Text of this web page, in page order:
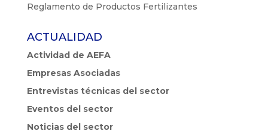
Reglamento de Productos Fertilizantes
ACTUALIDAD
Actividad de AEFA
Empresas Asociadas
Entrevistas técnicas del sector
Eventos del sector
Noticias del sector